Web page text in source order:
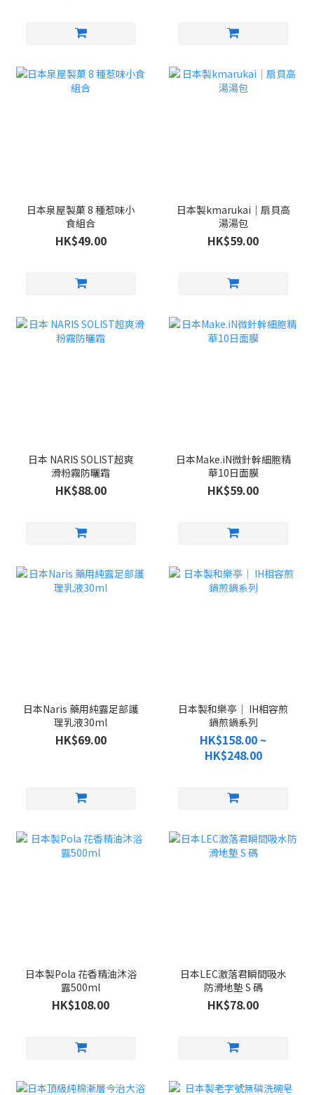
日本泉屋製菓 8 種惹味小
食組合
HK$49.00
日本製kmarukai｜扇貝高
湯湯包
HK$59.00
日本 NARIS SOLIST超爽
滑粉霧防曬霜
HK$88.00
日本Make.iN微針幹細胞精
華10日面膜
HK$59.00
日本Naris 藥用純露足部護
理乳液30ml
HK$69.00
日本製和樂亭｜ IH相容煎
鍋煎鍋系列
HK$158.00 ~
HK$248.00
日本製Pola 花香精油沐浴
露500ml
HK$108.00
日本LEC激落君瞬間吸水
防滑地墊 S 碼
HK$78.00